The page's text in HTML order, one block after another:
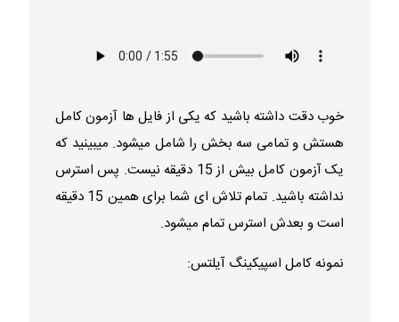
خوب دقت داشته باشید که یکی از فایل ها آزمون کامل
هستش و تمامی سه بخش را شامل میشود. میبینید که
یک آزمون کامل بیش از 15 دقیقه نیست. پس استرس
نداشته باشید. تمام تلاش ای شما برای همین 15 دقیقه
است و بعدش استرس تمام میشود.
نمونه کامل اسپیکینگ آیلتس: